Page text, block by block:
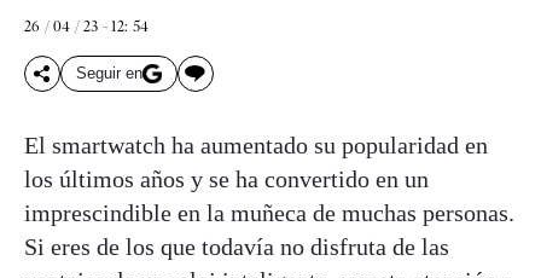
26 / 04 / 23 - 12: 54
Seguir en
El smartwatch ha aumentado su popularidad en
los últimos años y se ha convertido en un
imprescindible en la muñeca de muchas personas.
Si eres de los que todavía no disfruta de las